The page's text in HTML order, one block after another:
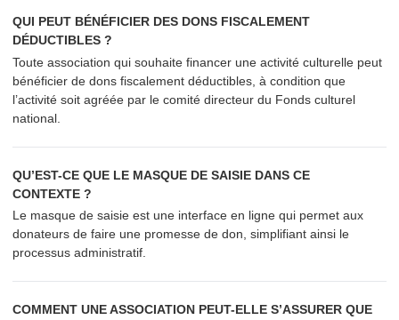
QUI PEUT BÉNÉFICIER DES DONS FISCALEMENT
DÉDUCTIBLES ?
Toute association qui souhaite financer une activité culturelle peut
bénéficier de dons fiscalement déductibles, à condition que
l’activité soit agréée par le comité directeur du Fonds culturel
national.
QU’EST-CE QUE LE MASQUE DE SAISIE DANS CE
CONTEXTE ?
Le masque de saisie est une interface en ligne qui permet aux
donateurs de faire une promesse de don, simplifiant ainsi le
processus administratif.
COMMENT UNE ASSOCIATION PEUT-ELLE S’ASSURER QUE